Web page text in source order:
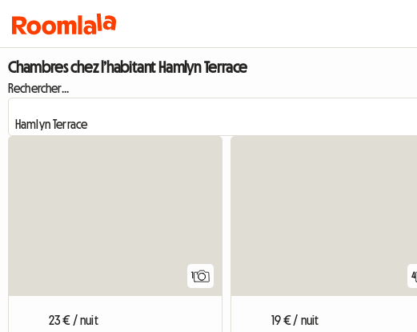
Chambres chez l’habitant Hamlyn Terrace
Rechercher...
1
23 € / nuit
4
19 € / nuit